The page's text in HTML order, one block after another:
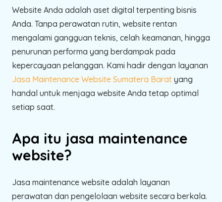
Website Anda adalah aset digital terpenting bisnis
Anda. Tanpa perawatan rutin, website rentan
mengalami gangguan teknis, celah keamanan, hingga
penurunan performa yang berdampak pada
kepercayaan pelanggan. Kami hadir dengan layanan
Jasa Maintenance Website Sumatera Barat yang
handal untuk menjaga website Anda tetap optimal
setiap saat.
Apa itu jasa maintenance
website?
Jasa maintenance website adalah layanan
perawatan dan pengelolaan website secara berkala.